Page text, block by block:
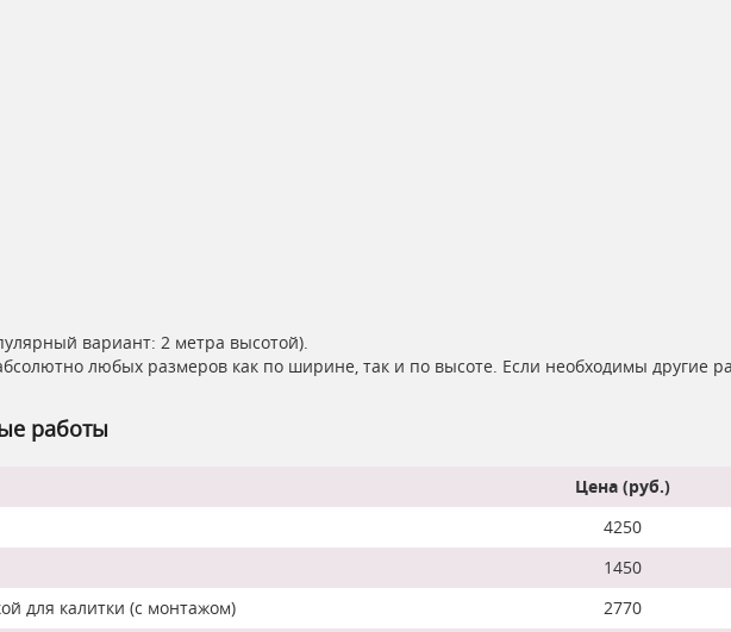
вариант: 2 метра высотой).
любых размеров как по ширине, так и по высоте. Если необходимы другие
работы
Цена (руб.)
4250
1450
для калитки (с монтажом)
2770